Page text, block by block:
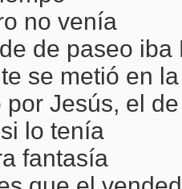
no venía
de paseo iba
se metió en
por Jesús, el
lo tenía
fantasía